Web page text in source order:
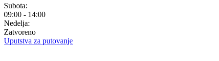
Subota:
09:00 - 14:00
Nedelja:
Zatvoreno
Uputstva za putovanje